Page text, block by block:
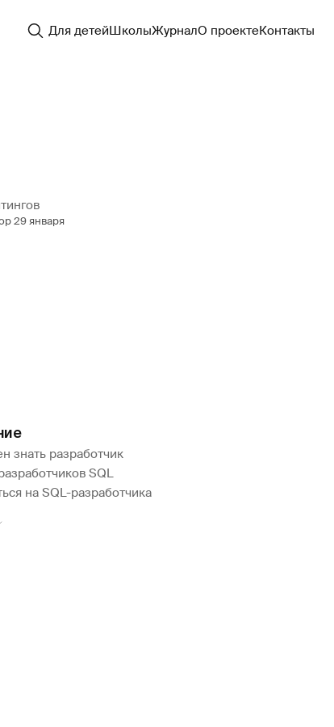
Для детейШколыЖурналО проектеКонтакты
29 января
знать разработчик
SQL
на SQL-разработчика